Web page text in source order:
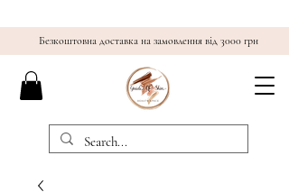
Безкоштовна доставка на замовлення від 3000 грн